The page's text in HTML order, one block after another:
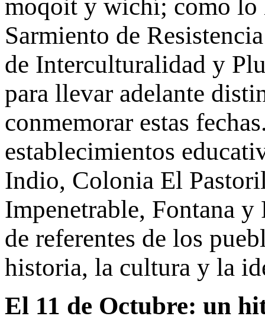
moqoit y wichí; como lo
Sarmiento de
de Interculturalidad y
para llevar adelante
conmemorar estas
establecimientos
Indio, Colonia El
Impenetrable, Fontana
de referentes de los
historia, la cultura y la
El 11 de Octubre: un